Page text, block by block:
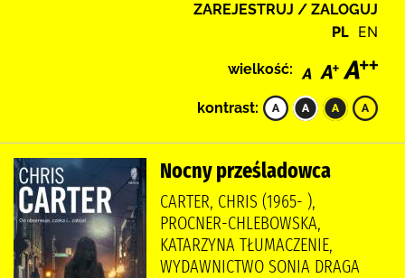
ZAREJESTRUJ / ZALOGUJ
PL EN
wielkość:
kontrast:
Nocny prześladowca
CARTER, CHRIS (1965- ),
PROCNER-CHLEBOWSKA,
KATARZYNA TŁUMACZENIE,
WYDAWNICTWO SONIA DRAGA